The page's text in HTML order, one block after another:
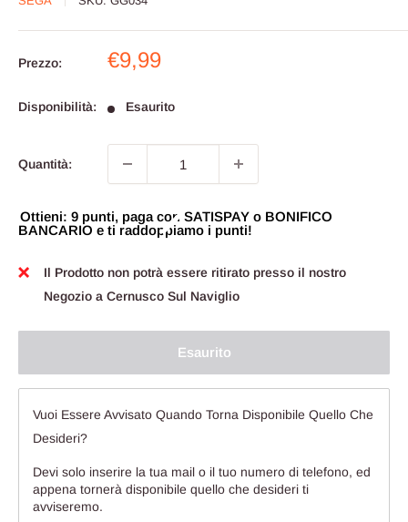
Prezzo:
Prezzo
€9,99
Disponibilità: Esaurito
Quantità:
Ottieni: 9 punti, paga con SATISPAY o BONIFICO
BANCARIO e ti raddoppiamo i punti!
Il Prodotto non potrà essere ritirato presso il nostro
Negozio a Cernusco Sul Naviglio
Esaurito
Vuoi Essere Avvisato Quando Torna Disponibile Quello Che
Desideri?
Devi solo inserire la tua mail o il tuo numero di telefono, ed
appena tornerà disponibile quello che desideri ti
avviseremo.